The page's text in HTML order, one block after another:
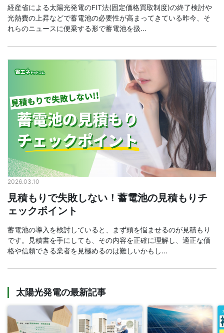
経産省による太陽光発電のFIT法(固定価格買取制度)の終了検討や
光熱費の上昇などで蓄電池の必要性が高まってきている昨今、そ
れらのニュースに便乗する形で蓄電池を扱...
2026.03.10
見積もりで失敗しない！蓄電池の見積もりチ
ェックポイント
蓄電池の導入を検討していると、まず頭を悩ませるのが見積もり
です。見積書を手にしても、その内容を正確に理解し、適正な価
格や信頼できる業者を見極めるのは難しいかもし...
太陽光発電の最新記事